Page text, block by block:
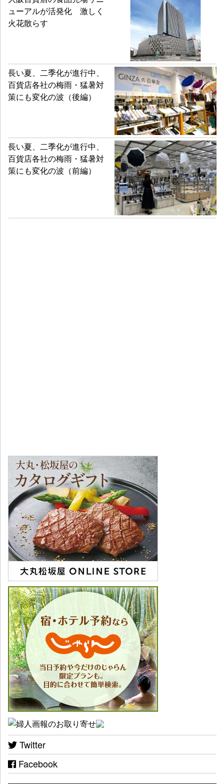
ューアルが活発化 激しく
火花散らす
長い夏、二季化が進行中、
百貨店各社の梅雨・猛暑対
策にも変化の波（後編）
長い夏、二季化が進行中、
百貨店各社の梅雨・猛暑対
策にも変化の波（前編）
Twitter
Facebook